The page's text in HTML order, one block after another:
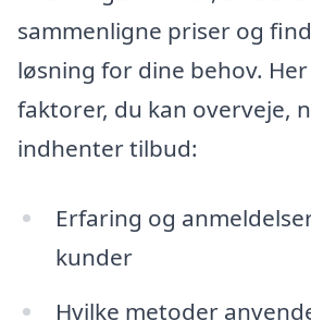
sammenligne priser og
løsning for dine behov.
faktorer, du kan overveje,
indhenter tilbud:
Erfaring og
kunder
Hvilke metoder